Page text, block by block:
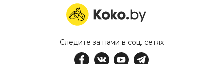
Следите за нами в соц. сетях